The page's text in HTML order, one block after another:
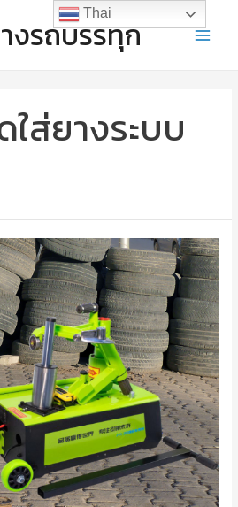
งรถบรรทุก
Main
ใส่ยางระบบ
Thai